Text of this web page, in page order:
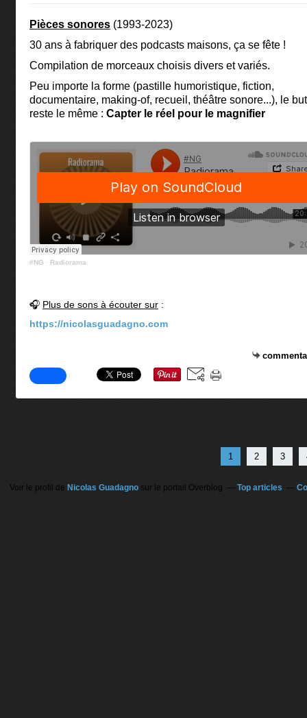
Pièces sonores (1993-2023)
30 ans à fabriquer des podcasts maisons, ça se fête !
Compilation de morceaux choisis divers et variés.
Peu importe la forme (pastille humoristique, fiction,
documentaire, making-of, recueil, théâtre sonore...), le but
reste le même : Capter le réel pour le magnifier
#NG · Radiorama
🎧 Plus de sons à écouter sur :
https://nicolasguadagno.com
1 2 3
Voir le profil de Nicolas Guadagnosur le portail Overblog Top articles